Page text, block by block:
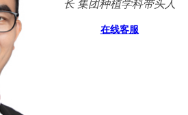
长 集团种植学科带头人
在线客服